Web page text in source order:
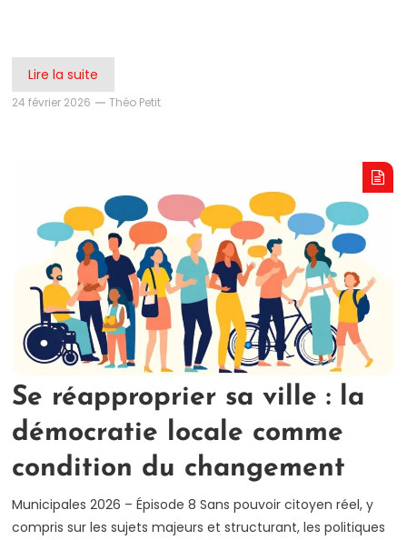
Lire la suite
24 février 2026 Théo Petit
Se réapproprier sa ville : la
démocratie locale comme
condition du changement
Municipales 2026 – Épisode 8 Sans pouvoir citoyen réel, y
compris sur les sujets majeurs et structurant, les politiques